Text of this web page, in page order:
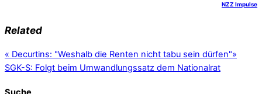
NZZ Impulse
Related
« Decurtins: "Weshalb die Renten nicht tabu sein dürfen"»
SGK-S: Folgt beim Umwandlungssatz dem Nationalrat